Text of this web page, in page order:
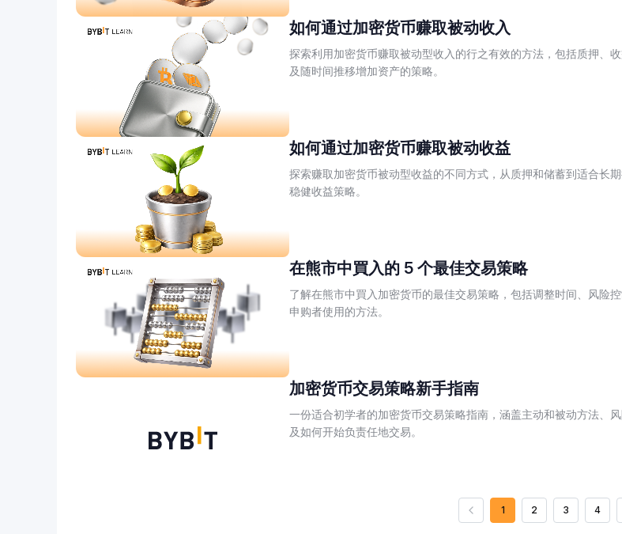
如何通过加密货币赚取被动收入
探索利用加密货币赚取被动型收入的行之有效的方法，包括质押、
及随时间推移增加资产的策略。
如何通过加密货币赚取被动收益
探索赚取加密货币被动型收益的不同方式，从质押和储蓄到适合长
稳健收益策略。
在熊市中買入的 5 个最佳交易策略
了解在熊市中買入加密货币的最佳交易策略，包括调整时间、风险
申购者使用的方法。
加密货币交易策略新手指南
一份适合初学者的加密货币交易策略指南，涵盖主动和被动方法、
及如何开始负责任地交易。
1 2 3 4